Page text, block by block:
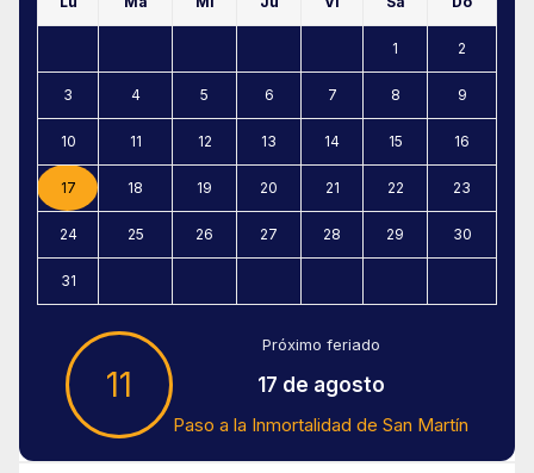
1 2
3 4 5 6 7 8 9
10 11 12 13 14 15 16
17 18 19 20 21 22 23
24 25 26 27 28 29 30
31
11
Próximo feriado
17 de agosto
Paso a la Inmortalidad de San Martín